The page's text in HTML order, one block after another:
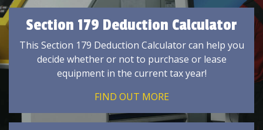
Section 179 Deduction Calculator
This Section 179 Deduction Calculator can help you
decide whether or not to purchase or lease
equipment in the current tax year!
FIND OUT MORE